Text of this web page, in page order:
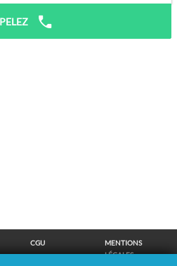
CGU
MENTIONS
LÉGALES